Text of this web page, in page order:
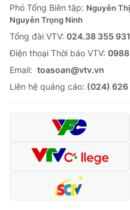
Phó Tổng Biên tập: Nguyễn
Nguyễn Trọng Ninh
Tổng đài VTV: 024.38 355
Ðiện thoại Thời báo VTV: 0988
Email: toasoan@vtv.vn
Liên hệ quảng cáo: (024) 626